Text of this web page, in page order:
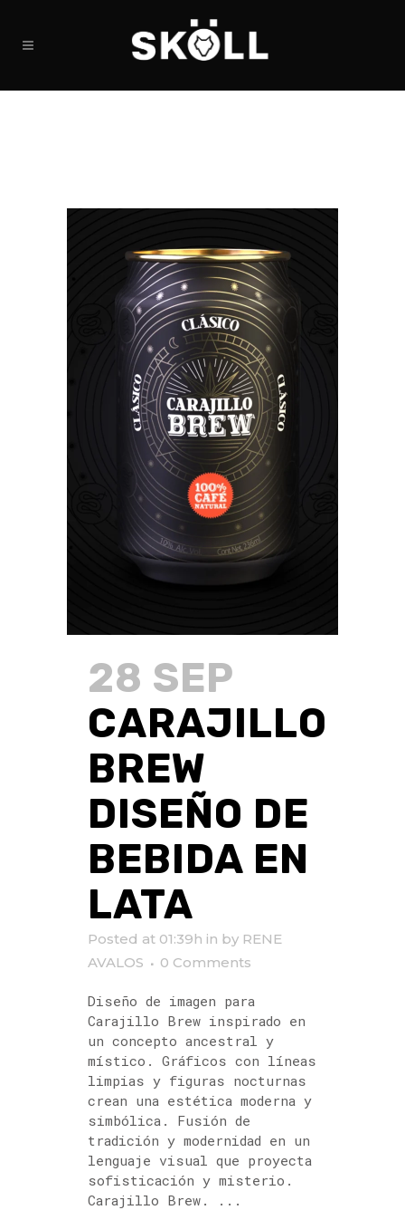
28 SEP
CARAJILLO
BREW
DISEÑO DE
BEBIDA EN
LATA
Posted at 01:39h in by RENE
AVALOS
0 Comments
Diseño de imagen para
Carajillo Brew inspirado en
un concepto ancestral y
místico. Gráficos con líneas
limpias y figuras nocturnas
crean una estética moderna y
simbólica. Fusión de
tradición y modernidad en un
lenguaje visual que proyecta
sofisticación y misterio.
Carajillo Brew. ...